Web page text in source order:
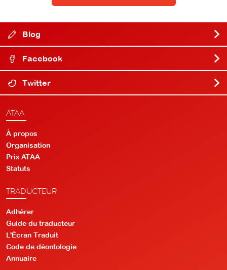
Blog
Facebook
Twitter
ATAA
À propos
Organisation
Prix ATAA
Statuts
TRADUCTEUR
Adhérer
Guide du traducteur
L'Écran Traduit
Code de déontologie
Annuaire